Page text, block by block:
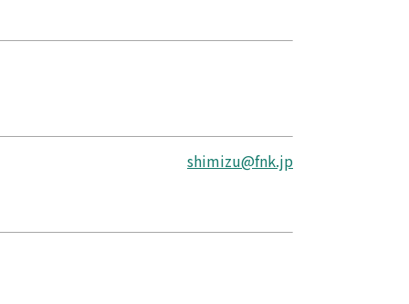
shimizu@fnk.jp